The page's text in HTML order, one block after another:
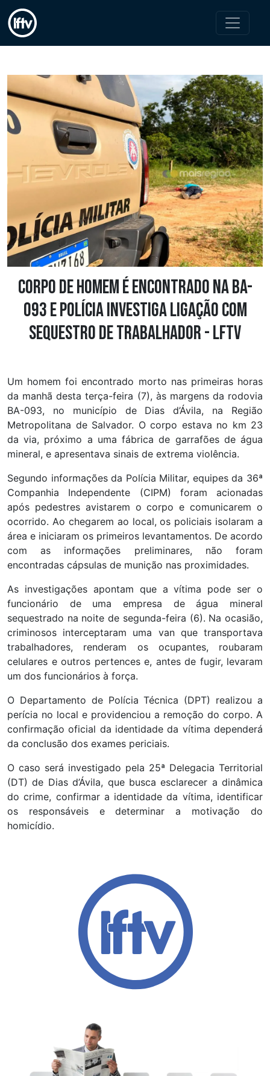
Corpo de homem é encontrado na BA-
093 e polícia investiga ligação com
sequestro de trabalhador - LFTV
Um homem foi encontrado morto nas primeiras horas
da manhã desta terça-feira (7), às margens da rodovia
BA-093, no município de Dias d’Ávila, na Região
Metropolitana de Salvador. O corpo estava no km 23
da via, próximo a uma fábrica de garrafões de água
mineral, e apresentava sinais de extrema violência.
Segundo informações da Polícia Militar, equipes da 36ª
Companhia Independente (CIPM) foram acionadas
após pedestres avistarem o corpo e comunicarem o
ocorrido. Ao chegarem ao local, os policiais isolaram a
área e iniciaram os primeiros levantamentos. De acordo
com as informações preliminares, não foram
encontradas cápsulas de munição nas proximidades.
As investigações apontam que a vítima pode ser o
funcionário de uma empresa de água mineral
sequestrado na noite de segunda-feira (6). Na ocasião,
criminosos interceptaram uma van que transportava
trabalhadores, renderam os ocupantes, roubaram
celulares e outros pertences e, antes de fugir, levaram
um dos funcionários à força.
O Departamento de Polícia Técnica (DPT) realizou a
perícia no local e providenciou a remoção do corpo. A
confirmação oficial da identidade da vítima dependerá
da conclusão dos exames periciais.
O caso será investigado pela 25ª Delegacia Territorial
(DT) de Dias d’Ávila, que busca esclarecer a dinâmica
do crime, confirmar a identidade da vítima, identificar
os responsáveis e determinar a motivação do
homicídio.